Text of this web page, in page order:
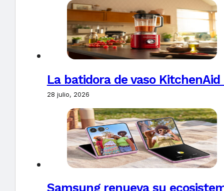
La batidora de vaso
28 julio, 2026
Samsung renueva su